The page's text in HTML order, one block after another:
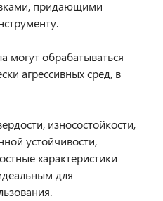
придающими
могут обрабатываться
агрессивных сред, в
износостойкости,
устойчивости,
характеристики
для